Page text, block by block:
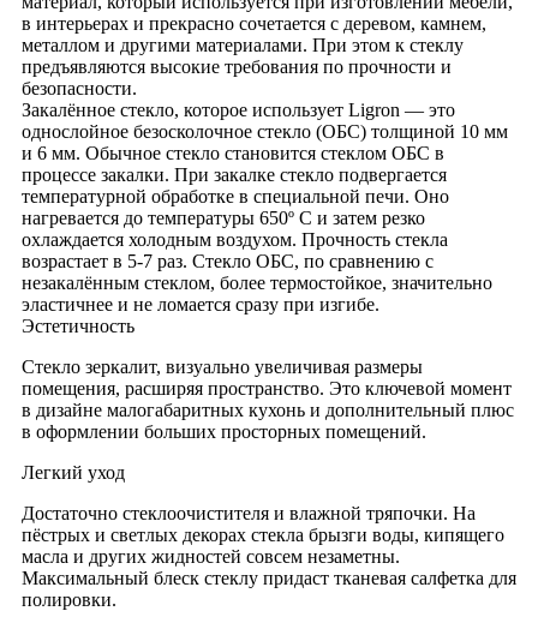
в интерьерах и прекрасно сочетается с деревом, камнем,
металлом и другими материалами. При этом к стеклу
предъявляются высокие требования по прочности и
безопасности.
Закалённое стекло, которое использует Ligron — это
однослойное безосколочное стекло (ОБС) толщиной 10 мм
и 6 мм. Обычное стекло становится стеклом ОБС в
процессе закалки. При закалке стекло подвергается
температурной обработке в специальной печи. Оно
нагревается до температуры 650º С и затем резко
охлаждается холодным воздухом. Прочность стекла
возрастает в 5-7 раз. Стекло ОБС, по сравнению с
незакалённым стеклом, более термостойкое, значительно
эластичнее и не ломается сразу при изгибе.
Эстетичность
Стекло зеркалит, визуально увеличивая размеры
помещения, расширяя пространство. Это ключевой момент
в дизайне малогабаритных кухонь и дополнительный плюс
в оформлении больших просторных помещений.
Легкий уход
Достаточно стеклоочистителя и влажной тряпочки. На
пёстрых и светлых декорах стекла брызги воды, кипящего
масла и других жидностей совсем незаметны.
Максимальный блеск стеклу придаст тканевая салфетка для
полировки.